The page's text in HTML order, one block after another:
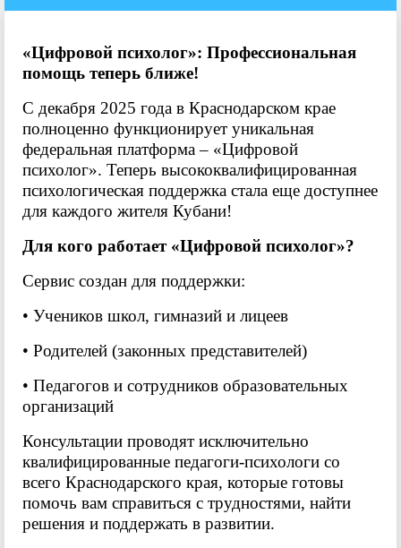
«Цифровой психолог»: Профессиональная
помощь теперь ближе!
С декабря 2025 года в Краснодарском крае
полноценно функционирует уникальная
федеральная платформа – «Цифровой
психолог». Теперь высококвалифицированная
психологическая поддержка стала еще доступнее
для каждого жителя Кубани!
Для кого работает «Цифровой психолог»?
Сервис создан для поддержки:
• Учеников школ, гимназий и лицеев
• Родителей (законных представителей)
• Педагогов и сотрудников образовательных
организаций
Консультации проводят исключительно
квалифицированные педагоги-психологи со
всего Краснодарского края, которые готовы
помочь вам справиться с трудностями, найти
решения и поддержать в развитии.